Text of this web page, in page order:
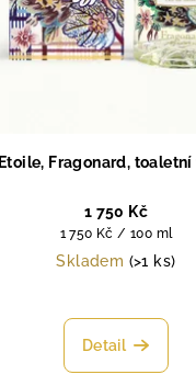
Etoile, Fragonard, toaletní
1 750 Kč
Měrná
cena:
1 750 Kč / 100 ml
Skladem (>1 ks)
hodnocení
produktu
Detail